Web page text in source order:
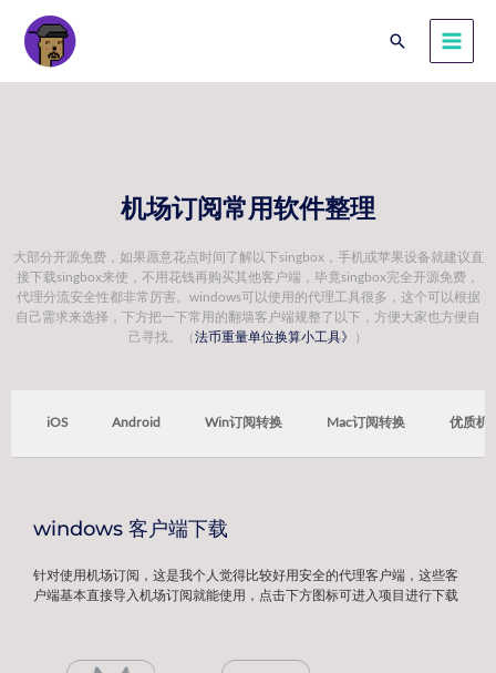
机场订阅常用软件整理
大部分开源免费，如果愿意花点时间了解以下singbox，手机或苹果设备就建议直
接下载singbox来使，不用花钱再购买其他客户端，毕竟singbox完全开源免费，
代理分流安全性都非常厉害。windows可以使用的代理工具很多，这个可以根据
自己需求来选择，下方把一下常用的翻墙客户端规整了以下，方便大家也方便自
己寻找。（法币重量单位换算小工具》 ）
iOS Android Win订阅转换 Mac订阅转换 优质机
windows 客户端下载
针对使用机场订阅，这是我个人觉得比较好用安全的代理客户端，这些客
户端基本直接导入机场订阅就能使用，点击下方图标可进入项目进行下载